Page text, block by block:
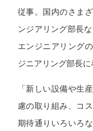
従事。国内のさま
ンジアリング部長
エンジニアリング
ジニアリング部長に
「新しい設備や生
慮の取り組み、コ
期待通りいろいろ